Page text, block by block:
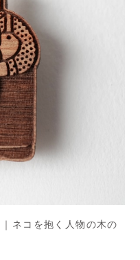
ネコを抱く人物の木の